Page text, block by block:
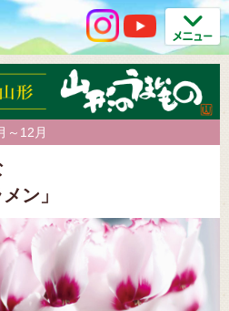
～12月
ン」